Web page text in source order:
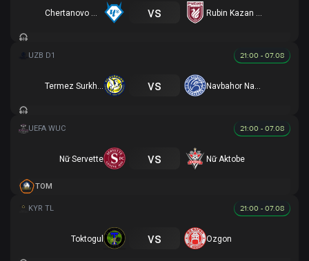
vs
21:00 - 07.08
vs
21:00 - 07.08
Nữ Servette vs Nữ Aktobe
TOM
21:00 - 07.08
Toktogul vs Ozgon